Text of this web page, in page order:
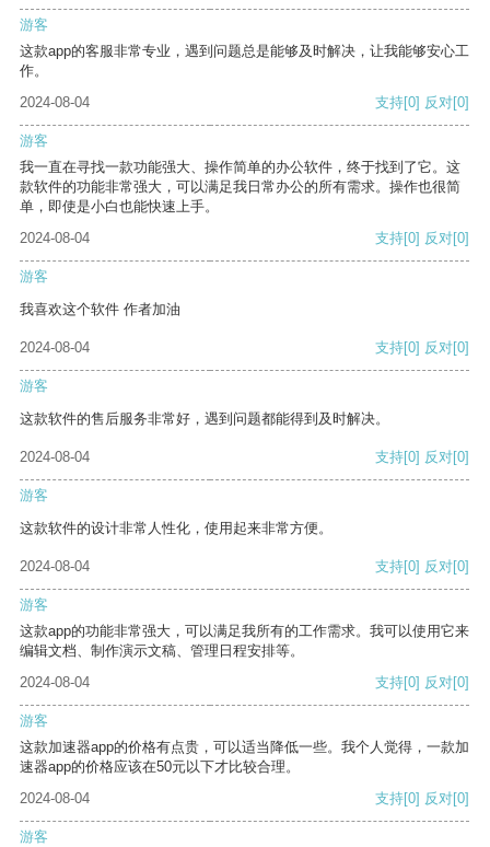
游客
这款app的客服非常专业，遇到问题总是能够及时解决，让我能够安心工
作。
2024-08-04
支持[0] 反对[0]
游客
我一直在寻找一款功能强大、操作简单的办公软件，终于找到了它。这
款软件的功能非常强大，可以满足我日常办公的所有需求。操作也很简
单，即使是小白也能快速上手。
2024-08-04
支持[0] 反对[0]
游客
我喜欢这个软件 作者加油
2024-08-04 支持[0] 反对[0]
游客
这款软件的售后服务非常好，遇到问题都能得到及时解决。
2024-08-04 支持[0] 反对[0]
游客
这款软件的设计非常人性化，使用起来非常方便。
2024-08-04 支持[0] 反对[0]
游客
这款app的功能非常强大，可以满足我所有的工作需求。我可以使用它来
编辑文档、制作演示文稿、管理日程安排等。
2024-08-04
支持[0] 反对[0]
游客
这款加速器app的价格有点贵，可以适当降低一些。我个人觉得，一款加
速器app的价格应该在50元以下才比较合理。
2024-08-04
支持[0] 反对[0]
游客